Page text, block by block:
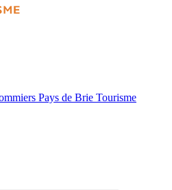
Pays de Brie Tourisme